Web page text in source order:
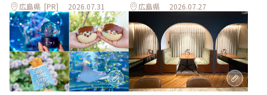
広島県 [PR] 2026.07.31 広島県 2026.07.27